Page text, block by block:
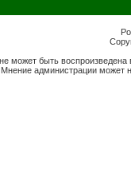
может быть
Мнение администрации может